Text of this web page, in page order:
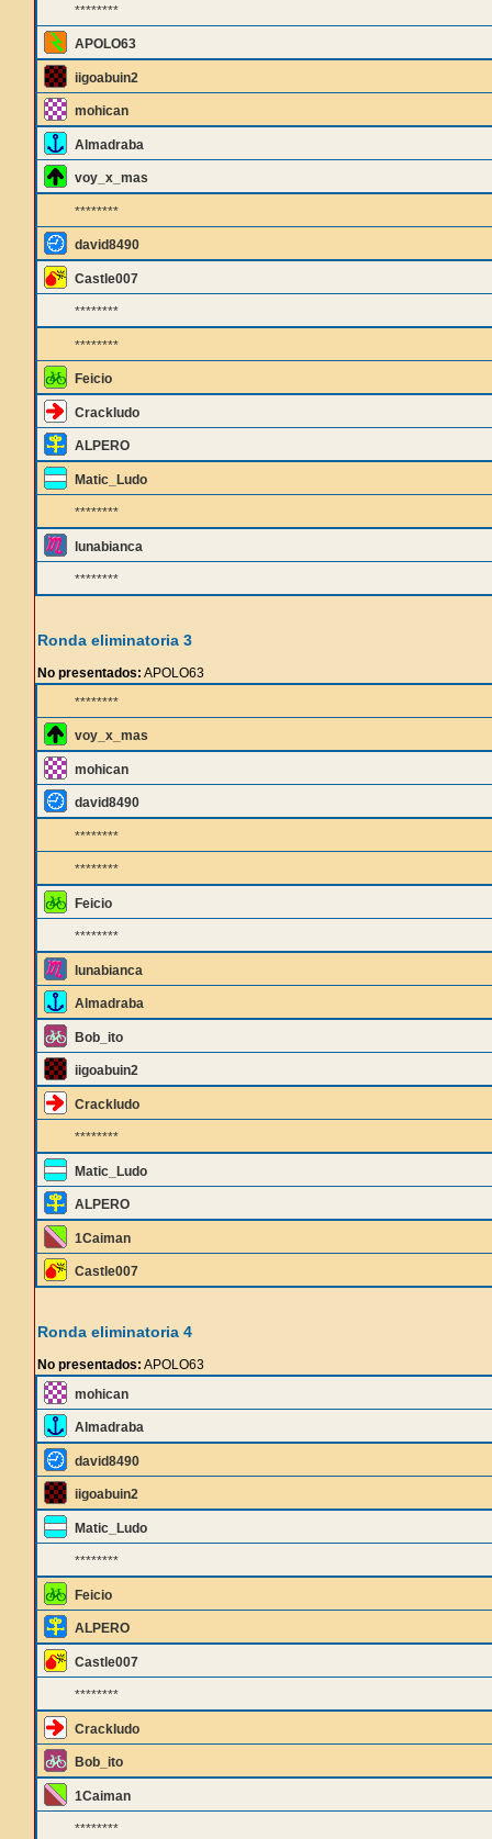
********
APOLO63
iigoabuin2
mohican
Almadraba
voy_x_mas
********
david8490
Castle007
********
********
Feicio
Crackludo
ALPERO
Matic_Ludo
********
lunabianca
********
Ronda eliminatoria 3
No presentados: APOLO63
********
voy_x_mas
mohican
david8490
********
********
Feicio
********
lunabianca
Almadraba
Bob_ito
iigoabuin2
Crackludo
********
Matic_Ludo
ALPERO
1Caiman
Castle007
Ronda eliminatoria 4
No presentados: APOLO63
mohican
Almadraba
david8490
iigoabuin2
Matic_Ludo
********
Feicio
ALPERO
Castle007
********
Crackludo
Bob_ito
1Caiman
********